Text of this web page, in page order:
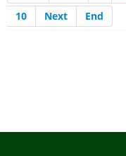
10
Next End